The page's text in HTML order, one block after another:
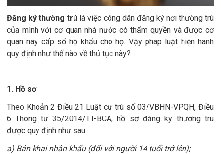
Đăng ký thường trú là việc công dân đăng ký nơi thường trú
của mình với cơ quan nhà nước có thẩm quyền và được cơ
quan này cấp sổ hộ khẩu cho họ. Vậy pháp luật hiện hành
quy định như thế nào về thủ tục này?
1. Hồ sơ
Theo Khoản 2 Điều 21 Luật cư trú số 03/VBHN-VPQH, Điều
6 Thông tư 35/2014/TT-BCA, hồ sơ đăng ký thường trú
được quy định như sau:
a) Bản khai nhân khẩu (đối với người 14 tuổi trở lên);